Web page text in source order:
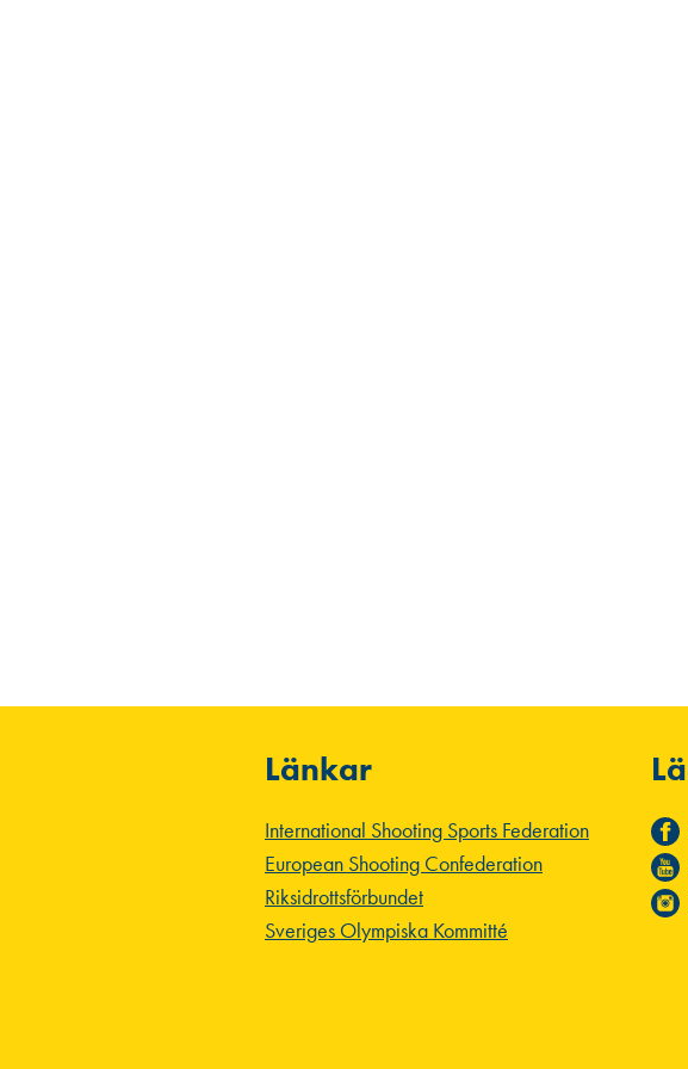
Länkar
International Shooting Sports Federation
European Shooting Confederation
Riksidrottsförbundet
Sveriges Olympiska Kommitté